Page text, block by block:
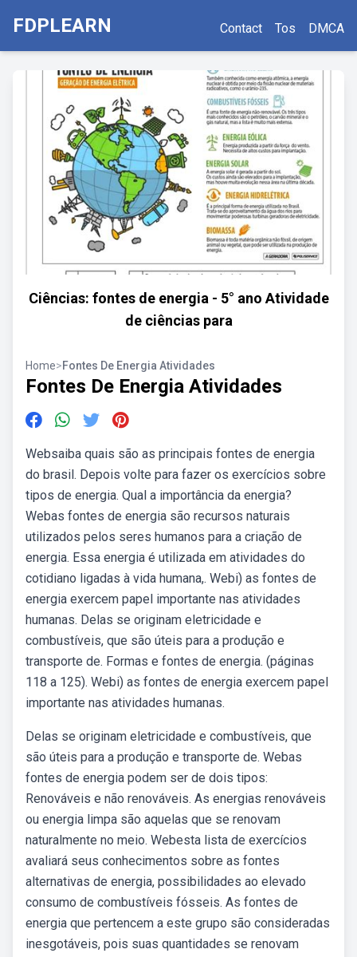
FDPLEARN Contact Tos DMCA
Ciências: fontes de energia - 5° ano Atividade
de ciências para
Home>Fontes De Energia Atividades
Fontes De Energia Atividades
Websaiba quais são as principais fontes de energia
do brasil. Depois volte para fazer os exercícios sobre
tipos de energia. Qual a importância da energia?
Webas fontes de energia são recursos naturais
utilizados pelos seres humanos para a criação de
energia. Essa energia é utilizada em atividades do
cotidiano ligadas à vida humana,. Webi) as fontes de
energia exercem papel importante nas atividades
humanas. Delas se originam eletricidade e
combustíveis, que são úteis para a produção e
transporte de. Formas e fontes de energia. (páginas
118 a 125). Webi) as fontes de energia exercem papel
importante nas atividades humanas.
Delas se originam eletricidade e combustíveis, que
são úteis para a produção e transporte de. Webas
fontes de energia podem ser de dois tipos:
Renováveis e não renováveis. As energias renováveis
ou energia limpa são aquelas que se renovam
naturalmente no meio. Webesta lista de exercícios
avaliará seus conhecimentos sobre as fontes
alternativas de energia, possibilidades ao elevado
consumo de combustíveis fósseis. As fontes de
energia que pertencem a este grupo são consideradas
inesgotáveis, pois suas quantidades se renovam